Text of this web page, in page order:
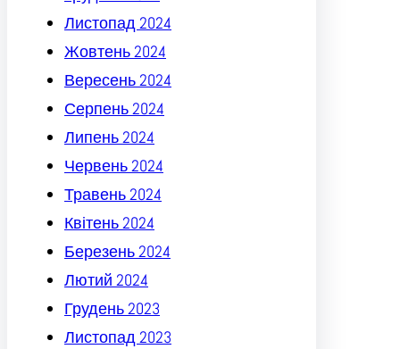
Листопад 2024
Жовтень 2024
Вересень 2024
Серпень 2024
Липень 2024
Червень 2024
Травень 2024
Квітень 2024
Березень 2024
Лютий 2024
Грудень 2023
Листопад 2023